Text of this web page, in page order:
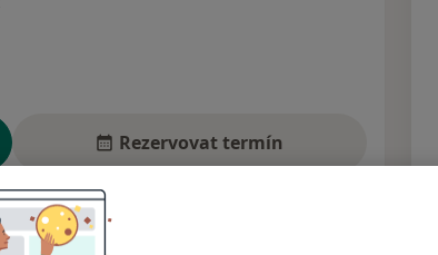
Rezervovat termín
Adresy